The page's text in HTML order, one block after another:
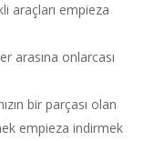
araçları empieza
arasına onlarcası
bir parçası olan
empieza indirmek